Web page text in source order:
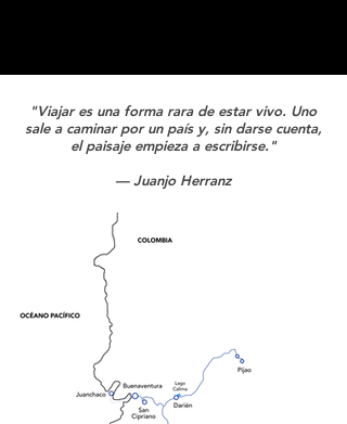
"Viajar es una forma rara de estar vivo. Uno
sale a caminar por un país y, sin darse cuenta,
el paisaje empieza a escribirse."
— Juanjo Herranz